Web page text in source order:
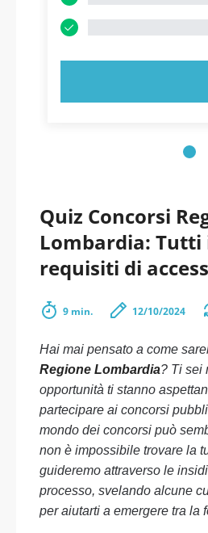
Quiz Concorsi
Lombardia:
requisiti di
9 min. 12/10/2024
Hai mai pensato a come
Regione Lombardia? Ti sei
opportunità ti stanno
partecipare ai concorsi
mondo dei concorsi può
non è impossibile trovare la
guideremo attraverso le
processo, svelando alcune
per aiutarti a emergere tra la